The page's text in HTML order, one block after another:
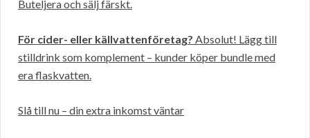
Buteljera och sälj färskt.
För cider- eller källvattenföretag? Absolut! Lägg till
stilldrink som komplement – kunder köper bundle med
era flaskvatten.
Slå till nu – din extra inkomst väntar